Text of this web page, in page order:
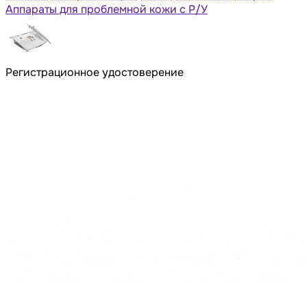
Аппараты для проблемной кожи с Р/У
Регистрационное удостоверение